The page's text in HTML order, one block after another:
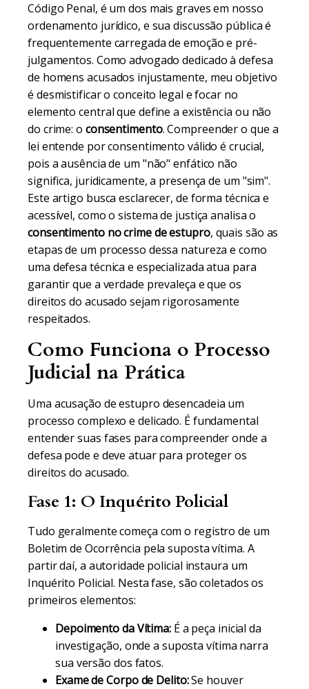
Código Penal, é um dos mais graves em nosso
ordenamento jurídico, e sua discussão pública é
frequentemente carregada de emoção e pré-
julgamentos. Como advogado dedicado à defesa
de homens acusados injustamente, meu objetivo
é desmistificar o conceito legal e focar no
elemento central que define a existência ou não
do crime: o consentimento. Compreender o que a
lei entende por consentimento válido é crucial,
pois a ausência de um "não" enfático não
significa, juridicamente, a presença de um "sim".
Este artigo busca esclarecer, de forma técnica e
acessível, como o sistema de justiça analisa o
consentimento no crime de estupro, quais são as
etapas de um processo dessa natureza e como
uma defesa técnica e especializada atua para
garantir que a verdade prevaleça e que os
direitos do acusado sejam rigorosamente
respeitados.
Como Funciona o Processo
Judicial na Prática
Uma acusação de estupro desencadeia um
processo complexo e delicado. É fundamental
entender suas fases para compreender onde a
defesa pode e deve atuar para proteger os
direitos do acusado.
Fase 1: O Inquérito Policial
Tudo geralmente começa com o registro de um
Boletim de Ocorrência pela suposta vítima. A
partir daí, a autoridade policial instaura um
Inquérito Policial. Nesta fase, são coletados os
primeiros elementos:
Depoimento da Vítima:É a peça inicial da
investigação, onde a suposta vítima narra
sua versão dos fatos.
Exame de Corpo de Delito:Se houver